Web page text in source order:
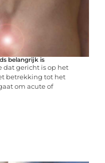
belangrijk is
dat gericht is op het
betrekking tot het
om acute of